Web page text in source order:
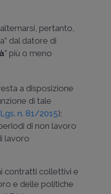
pertanto,
dal datore di
” più o meno
a disposizione
di tale
n. 81/2015);
di non lavoro
lavoro
contratti collettivi e
e delle politiche